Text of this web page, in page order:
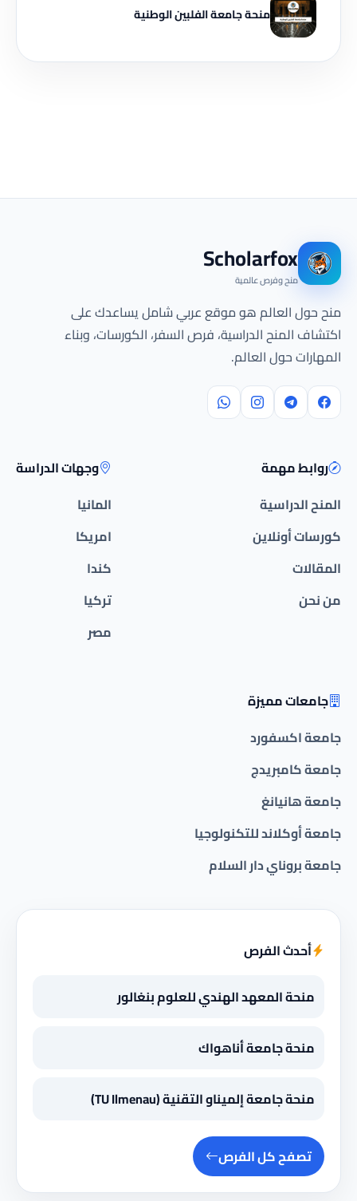
منحة جامعة الفلبين الوطنية
Scholarfox
منح وفرص عالمية
منح حول العالم هو موقع عربي شامل يساعدك على
اكتشاف المنح الدراسية، فرص السفر، الكورسات، وبناء
المهارات حول العالم.
روابط مهمة
المنح الدراسية
كورسات أونلاين
المقالات
من نحن
وجهات الدراسة
المانيا
امريكا
كندا
تركيا
مصر
جامعات مميزة
جامعة اكسفورد
جامعة كامبريدج
جامعة هانيانغ
جامعة أوكلاند للتكنولوجيا
جامعة بروناي دار السلام
أحدث الفرص
منحة المعهد الهندي للعلوم بنغالور
منحة جامعة أناهواك
منحة جامعة إلميناو التقنية (TU Ilmenau)
تصفح كل الفرص